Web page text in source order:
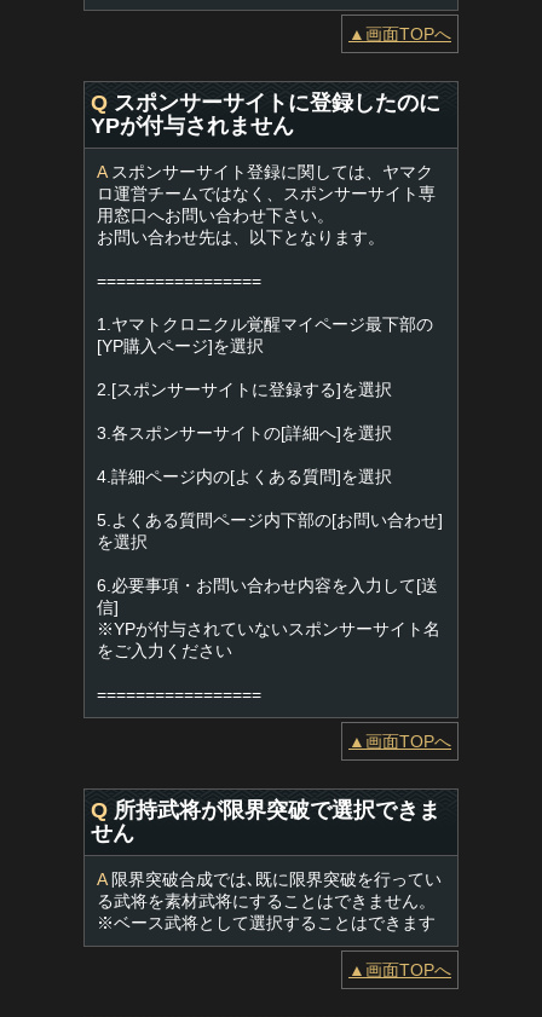
▲画面TOPへ
Q スポンサーサイトに登録したのに
YPが付与されません
Aスポンサーサイト登録に関しては、ヤマク
ロ運営チームではなく、スポンサーサイト専
用窓口へお問い合わせ下さい。
お問い合わせ先は、以下となります。
=================
1.ヤマトクロニクル覚醒マイページ最下部の
[YP購入ページ]を選択
2.[スポンサーサイトに登録する]を選択
3.各スポンサーサイトの[詳細へ]を選択
4.詳細ページ内の[よくある質問]を選択
5.よくある質問ページ内下部の[お問い合わせ]
を選択
6.必要事項・お問い合わせ内容を入力して[送
信]
※YPが付与されていないスポンサーサイト名
をご入力ください
=================
▲画面TOPへ
Q 所持武将が限界突破で選択できま
せん
A限界突破合成では､既に限界突破を行ってい
る武将を素材武将にすることはできません。
※ベース武将として選択することはできます
▲画面TOPへ